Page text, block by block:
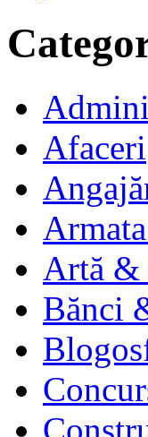
Afaceri
Artă &
Bănci